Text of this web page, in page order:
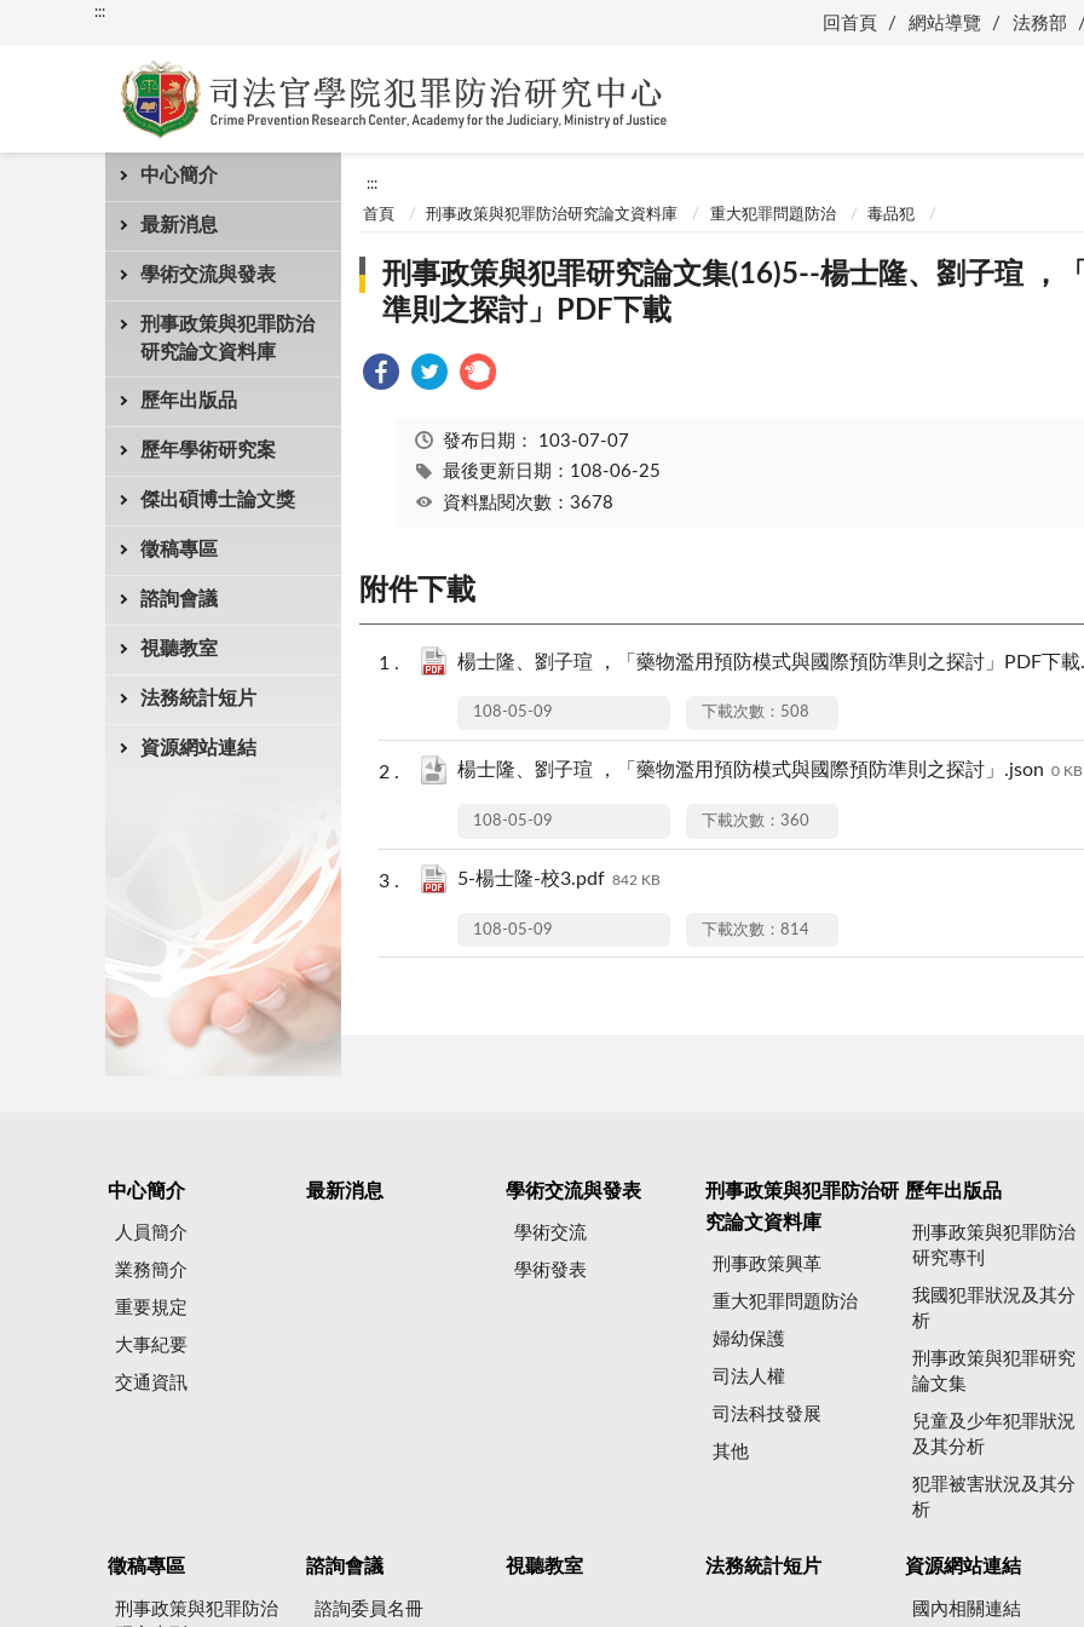
:::
回首頁 網站導覽 法務部
中心簡介
最新消息
學術交流與發表
刑事政策與犯罪防治
研究論文資料庫
歷年出版品
歷年學術研究案
傑出碩博士論文獎
徵稿專區
諮詢會議
視聽教室
法務統計短片
資源網站連結
:::
首頁 刑事政策與犯罪防治研究論文資料庫 重大犯罪問題防治 毒品犯
刑事政策與犯罪研究論文集(16)5--楊士隆、劉子瑄 ，
準則之探討」PDF下載
發布日期： 103-07-07
最後更新日期：108-06-25
資料點閱次數：3678
附件下載
楊士隆、劉子瑄 ，「藥物濫用預防模式與國際預防準則之探討」PDF下
108-05-09 下載次數：508
楊士隆、劉子瑄 ，「藥物濫用預防模式與國際預防準則之探討」.json 0 KB
108-05-09 下載次數：360
5-楊士隆-校3.pdf 842 KB
108-05-09 下載次數：814
中心簡介
人員簡介
業務簡介
重要規定
大事紀要
交通資訊
最新消息 學術交流與發表
學術交流
學術發表
刑事政策與犯罪防治研
究論文資料庫
刑事政策興革
重大犯罪問題防治
婦幼保護
司法人權
司法科技發展
其他
歷年出版品
刑事政策與犯罪防治
研究專刊
我國犯罪狀況及其分
析
刑事政策與犯罪研究
論文集
兒童及少年犯罪狀況
及其分析
犯罪被害狀況及其分
析
徵稿專區
刑事政策與犯罪防治
諮詢會議
諮詢委員名冊
視聽教室 法務統計短片 資源網站連結
國內相關連結